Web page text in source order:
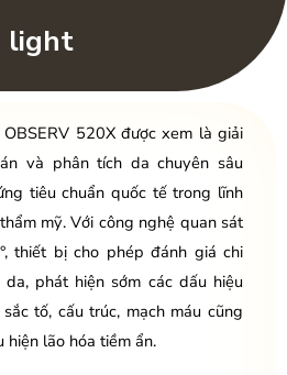
light
520X được xem là giải
và phân tích da chuyên sâu
tiêu chuẩn quốc tế trong lĩnh
mỹ. Với công nghệ quan sát
thiết bị cho phép đánh giá chi
phát hiện sớm các dấu hiệu
tố, cấu trúc, mạch máu cũng
hiện lão hóa tiềm ẩn.